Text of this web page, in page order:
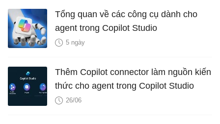
Tổng quan về các công cụ dành cho
agent trong Copilot Studio
5 ngày
Thêm Copilot connector làm nguồn kiến
​​thức cho agent trong Copilot Studio
26/06